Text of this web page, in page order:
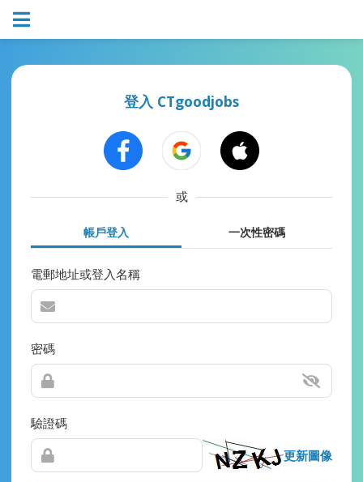
登入 CTgoodjobs
或
帳戶登入 一次性密碼
電郵地址或登入名稱
密碼
驗證碼
更新圖像